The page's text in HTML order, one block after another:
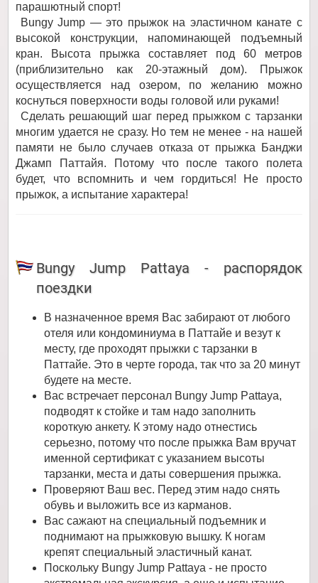
парашютный спорт!
Bungy Jump — это прыжок на эластичном канате с
высокой конструкции, напоминающей подъемный
кран. Высота прыжка составляет под 60 метров
(приблизительно как 20-этажный дом). Прыжок
осуществляется над озером, по желанию можно
коснуться поверхности воды головой или руками!
Сделать решающий шаг перед прыжком с тарзанки
многим удается не сразу. Но тем не менее - на нашей
памяти не было случаев отказа от прыжка Банджи
Джамп Паттайя. Потому что после такого полета
будет, что вспомнить и чем гордиться! Не просто
прыжок, а испытание характера!
Bungy Jump Pattaya - распорядок
поездки
В назначенное время Вас забирают от любого
отеля или кондоминиума в Паттайе и везут к
месту, где проходят прыжки с тарзанки в
Паттайе. Это в черте города, так что за 20 минут
будете на месте.
Вас встречает персонал Bungy Jump Pattaya,
подводят к стойке и там надо заполнить
короткую анкету. К этому надо отнестись
серьезно, потому что после прыжка Вам вручат
именной сертификат с указанием высоты
тарзанки, места и даты совершения прыжка.
Проверяют Ваш вес. Перед этим надо снять
обувь и выложить все из карманов.
Вас сажают на специальный подъемник и
поднимают на прыжковую вышку. К ногам
крепят специальный эластичный канат.
Поскольку Bungy Jump Pattaya - не просто